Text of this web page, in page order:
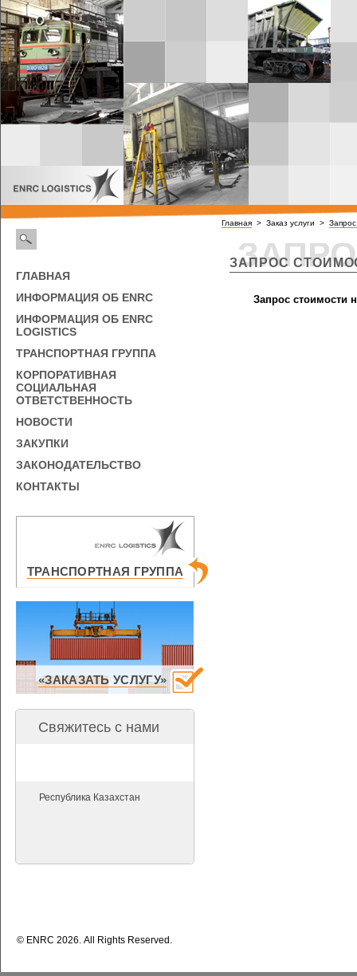
ГЛАВНАЯ
ИНФОРМАЦИЯ ОБ ENRC
ИНФОРМАЦИЯ ОБ ENRC
LOGISTICS
ТРАНСПОРТНАЯ ГРУППА
КОРПОРАТИВНАЯ
СОЦИАЛЬНАЯ
ОТВЕТСТВЕННОСТЬ
НОВОСТИ
ЗАКУПКИ
ЗАКОНОДАТЕЛЬСТВО
КОНТАКТЫ
ТРАНСПОРТНАЯ ГРУППА
«ЗАКАЗАТЬ УСЛУГУ»
Свяжитесь с нами
Республика Казахстан
Главная > Заказ услуги >
ЗАПРОС
Запрос стоимости
© ENRС 2026. All Rights Reserved.